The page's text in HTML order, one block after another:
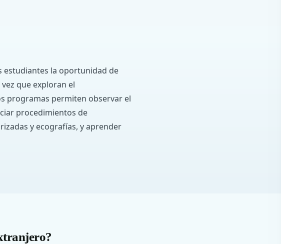
estudiantes la oportunidad de
que exploran el
programas permiten observar el
procedimientos de
y ecografías, y aprender